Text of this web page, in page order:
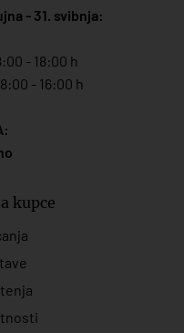
- 31. svibnja:
- 18:00 h
- 16:00 h
kupce